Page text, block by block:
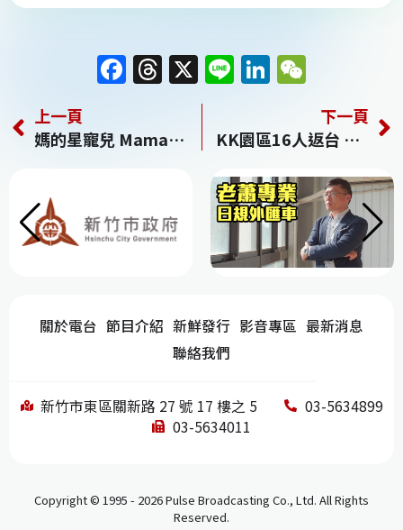
F
a
c
e
o
o
T
h
re
a
s
X Li
n
e
Li
n
k
e
dI
n
C
h
at
上一頁
媽的星寵兒 Mama’s affair
下一頁
KK園區16人返台 疑均從事詐騙
關於電台 節目介紹 新鮮發行 影音專區 最新消息
聯絡我們
新竹市東區關新路 27 號 17 樓之 5
03-5634899
03-5634011
Copyright © 1995 - 2026 Pulse Broadcasting Co., Ltd. All Rights
Reserved.